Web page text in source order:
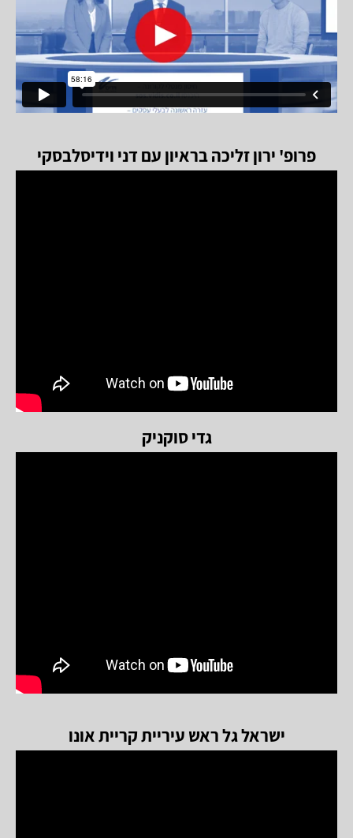
פרופ' ירון זליכה בראיון עם דני וידיסלבסקי
גדי סוקניק
ישראל גל ראש עיריית קריית אונו